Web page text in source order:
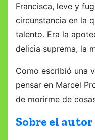
Francisca, leve y
circunstancia en la
talento. Era la
delicia suprema, la
Como escribió una
pensar en Marcel
de morirme de
Sobre el autor